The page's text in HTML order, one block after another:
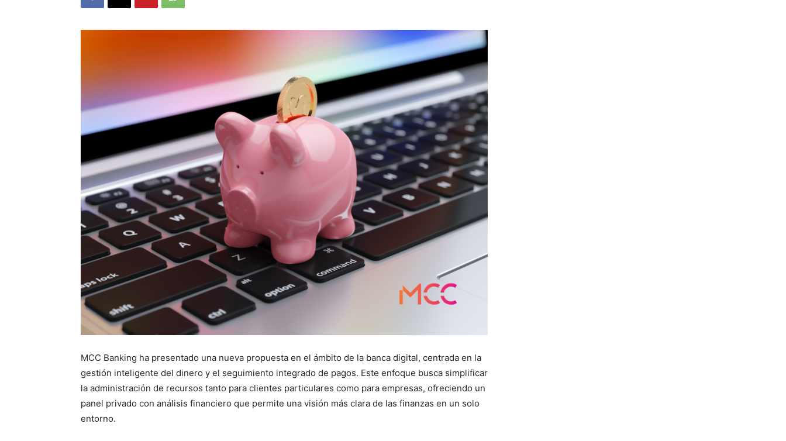
MCC Banking ha presentado una nueva propuesta en el ámbito de la banca digital, centrada en la
gestión inteligente del dinero y el seguimiento integrado de pagos. Este enfoque busca simplificar
la administración de recursos tanto para clientes particulares como para empresas, ofreciendo un
panel privado con análisis financiero que permite una visión más clara de las finanzas en un solo
entorno.